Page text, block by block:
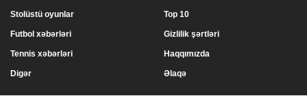
Stolüstü oyunlar Top 10
Futbol xəbərləri
Tennis xəbərləri
Digər
Gizlilik şərtləri
Haqqımızda
Əlaqə